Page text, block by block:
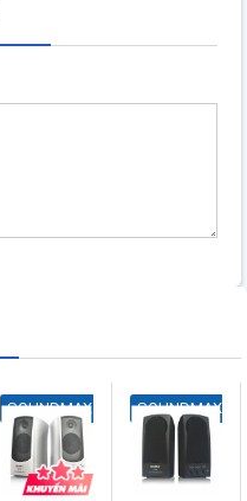
SOUNDMAX SOUNDMAX